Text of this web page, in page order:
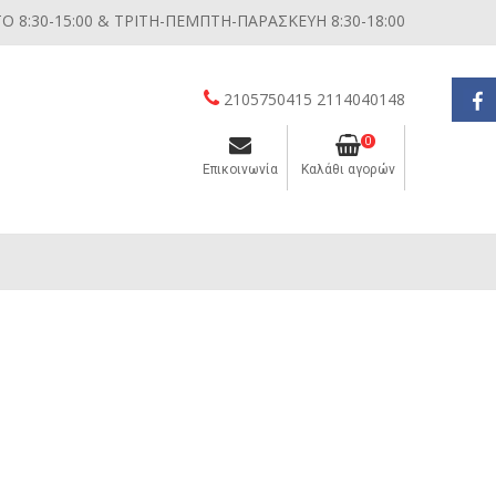
8:30-15:00 & ΤΡΙΤΗ-ΠΕΜΠΤΗ-ΠΑΡΑΣΚΕΥΗ 8:30-18:00
2105750415 2114040148
Επικοινωνία
0
Καλάθι αγορών